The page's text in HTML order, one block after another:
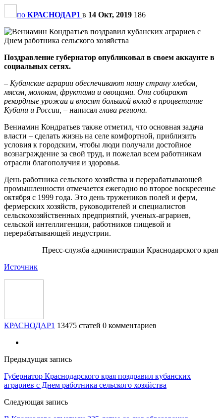
по КРАСНОДАР1 в 14 Окт, 2019 186
Поздравление губернатор опубликовал в своем аккаунте в
социальных сетях.
– Кубанские аграрии обеспечивают нашу страну хлебом,
мясом, молоком, фруктами и овощами. Они собирают
рекордные урожаи и вносят большой вклад в процветание
Кубани и России, – написал глава региона.
Вениамин Кондратьев также отметил, что основная задача
власти – сделать жизнь на селе комфортной, приблизить
условия к городским, чтобы люди получали достойное
вознаграждение за свой труд, и пожелал всем работникам
отрасли благополучия и здоровья.
День работника сельского хозяйства и перерабатывающей
промышленности отмечается ежегодно во второе воскресенье
октября с 1999 года. Это день тружеников полей и ферм,
фермерских хозяйств, руководителей и специалистов
сельскохозяйственных предприятий, ученых-аграриев,
сельской интеллигенции, работников пищевой и
перерабатывающей индустрии.
Пресс-служба администрации Краснодарского края
Источник
КРАСНОДАР1 13475 статей 0 комментариев
Предыдущая запись
Губернатор Краснодарского края поздравил кубанских
аграриев с Днем работника сельского хозяйства
Следующая запись